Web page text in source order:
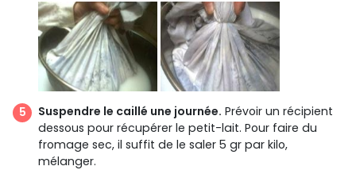
Suspendre le caillé une journée. Prévoir un récipient
dessous pour récupérer le petit-lait. Pour faire du
fromage sec, il suffit de le saler 5 gr par kilo,
mélanger.